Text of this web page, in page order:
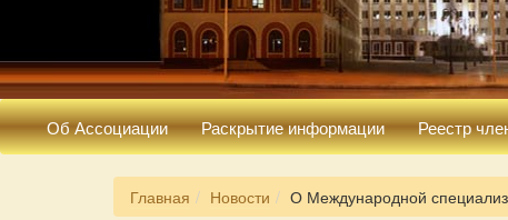
Об Ассоциации Раскрытие информации Реестр
Главная Новости О Международной